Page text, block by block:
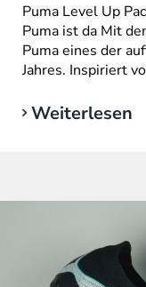
Puma Level Up
Puma ist da Mit
Puma eines der
Jahres. Inspiriert
Weiterlesen